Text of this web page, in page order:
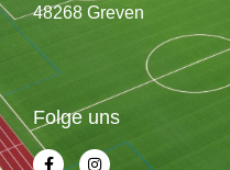
48268 Greven
Folge uns